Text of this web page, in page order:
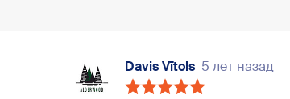
Davis Vītols 5 лет назад